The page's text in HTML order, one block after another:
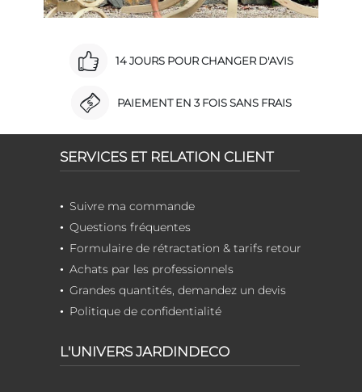
14 JOURS POUR CHANGER D'AVIS
PAIEMENT EN 3 FOIS SANS FRAIS
SERVICES ET RELATION CLIENT
Suivre ma commande
Questions fréquentes
Formulaire de rétractation & tarifs retour
Achats par les professionnels
Grandes quantités, demandez un devis
Politique de confidentialité
L'UNIVERS JARDINDECO